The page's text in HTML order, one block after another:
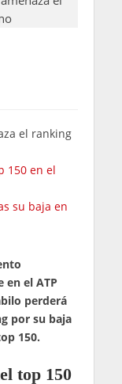
el ranking
150 en el
su baja en
en el ATP
perderá
por su baja
150.
top 150